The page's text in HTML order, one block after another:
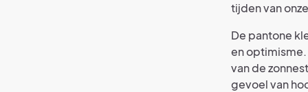
tijden van
De pantone
en
van de
gevoel van